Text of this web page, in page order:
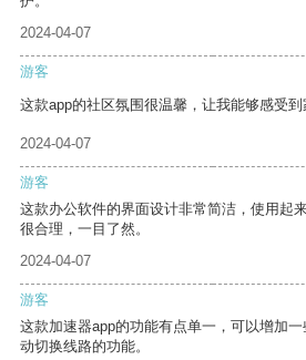
2024-04-07
游客
这款app的社区氛围很温馨，让我能够感受到
2024-04-07
游客
这款办公软件的界面设计非常简洁，使用起
很合理，一目了然。
2024-04-07
游客
这款加速器app的功能有点单一，可以增加
动切换线路的功能。